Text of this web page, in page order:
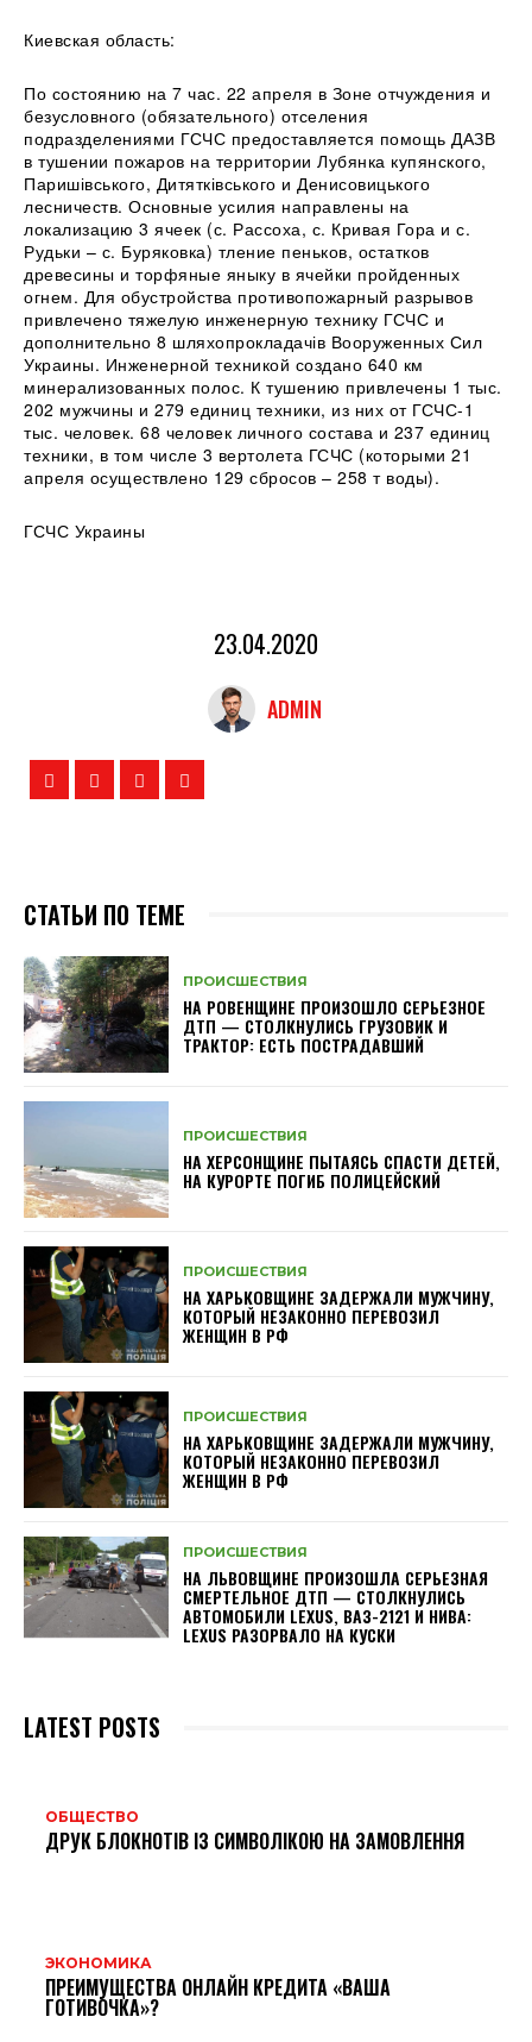
Киевская область:
По состоянию на 7 час. 22 апреля в Зоне отчуждения и
безусловного (обязательного) отселения
подразделениями ГСЧС предоставляется помощь ДАЗВ
в тушении пожаров на территории Лубянка купянского,
Паришівського, Дитятківського и Денисовицького
лесничеств. Основные усилия направлены на
локализацию 3 ячеек (с. Рассоха, с. Кривая Гора и с.
Рудьки – с. Буряковка) тление пеньков, остатков
древесины и торфяные яныку в ячейки пройденных
огнем. Для обустройства противопожарный разрывов
привлечено тяжелую инженерную технику ГСЧС и
дополнительно 8 шляхопрокладачів Вооруженных Сил
Украины. Инженерной техникой создано 640 км
минерализованных полос. К тушению привлечены 1 тыс.
202 мужчины и 279 единиц техники, из них от ГСЧС-1
тыс. человек. 68 человек личного состава и 237 единиц
техники, в том числе 3 вертолета ГСЧС (которыми 21
апреля осуществлено 129 сбросов – 258 т воды).
ГСЧС Украины
23.04.2020
ADMIN
СТАТЬИ ПО ТЕМЕ
ПРОИСШЕСТВИЯ
НА РОВЕНЩИНЕ ПРОИЗОШЛО СЕРЬЕЗНОЕ
ДТП — СТОЛКНУЛИСЬ ГРУЗОВИК И
ТРАКТОР: ЕСТЬ ПОСТРАДАВШИЙ
ПРОИСШЕСТВИЯ
НА ХЕРСОНЩИНЕ ПЫТАЯСЬ СПАСТИ ДЕТЕЙ,
НА КУРОРТЕ ПОГИБ ПОЛИЦЕЙСКИЙ
ПРОИСШЕСТВИЯ
НА ХАРЬКОВЩИНЕ ЗАДЕРЖАЛИ МУЖЧИНУ,
КОТОРЫЙ НЕЗАКОННО ПЕРЕВОЗИЛ
ЖЕНЩИН В РФ
ПРОИСШЕСТВИЯ
НА ХАРЬКОВЩИНЕ ЗАДЕРЖАЛИ МУЖЧИНУ,
КОТОРЫЙ НЕЗАКОННО ПЕРЕВОЗИЛ
ЖЕНЩИН В РФ
ПРОИСШЕСТВИЯ
НА ЛЬВОВЩИНЕ ПРОИЗОШЛА СЕРЬЕЗНАЯ
СМЕРТЕЛЬНОЕ ДТП — СТОЛКНУЛИСЬ
АВТОМОБИЛИ LEXUS, ВАЗ-2121 И НИВА:
LEXUS РАЗОРВАЛО НА КУСКИ
LATEST POSTS
ОБЩЕСТВО
ДРУК БЛОКНОТІВ ІЗ СИМВОЛІКОЮ НА ЗАМОВЛЕННЯ
ЭКОНОМИКА
ПРЕИМУЩЕСТВА ОНЛАЙН КРЕДИТА «ВАША
ГОТИВОЧКА»?